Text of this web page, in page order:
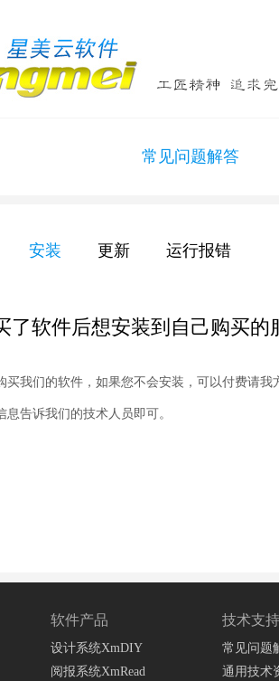
常见问题解答
安装 更新 运行报错
了软件后想安装到自己购买
买我们的软件，如果您不会安装，可以付费请
息告诉我们的技术人员即可。
软件产品
设计系统XmDIY
阅报系统XmRead
技术支持
常见问题
通用技术